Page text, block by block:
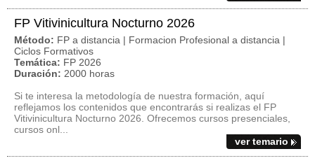
FP Vitivinicultura Nocturno 2026
Método: FP a distancia | Formacion Profesional a distancia |
Ciclos Formativos
Temática: FP 2026
Duración: 2000 horas
Si te interesa la metodología de nuestra formación, aquí
reflejamos los contenidos que encontrarás si realizas el FP
Vitivinicultura Nocturno 2026. Ofrecemos cursos presenciales,
cursos onl...
ver temario